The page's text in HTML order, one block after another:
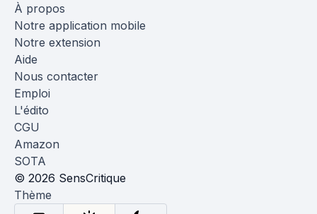
À propos
Notre application mobile
Notre extension
Aide
Nous contacter
Emploi
L'édito
CGU
Amazon
SOTA
© 2026 SensCritique
Thème